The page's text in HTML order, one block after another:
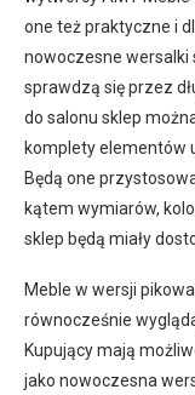
one też praktyczne i
nowoczesne wersalki
sprawdzą się przez
do salonu sklep
komplety elementów
Będą one
kątem wymiarów,
sklep będą miały
Meble w wersji
równocześnie
Kupujący mają
jako nowoczesna